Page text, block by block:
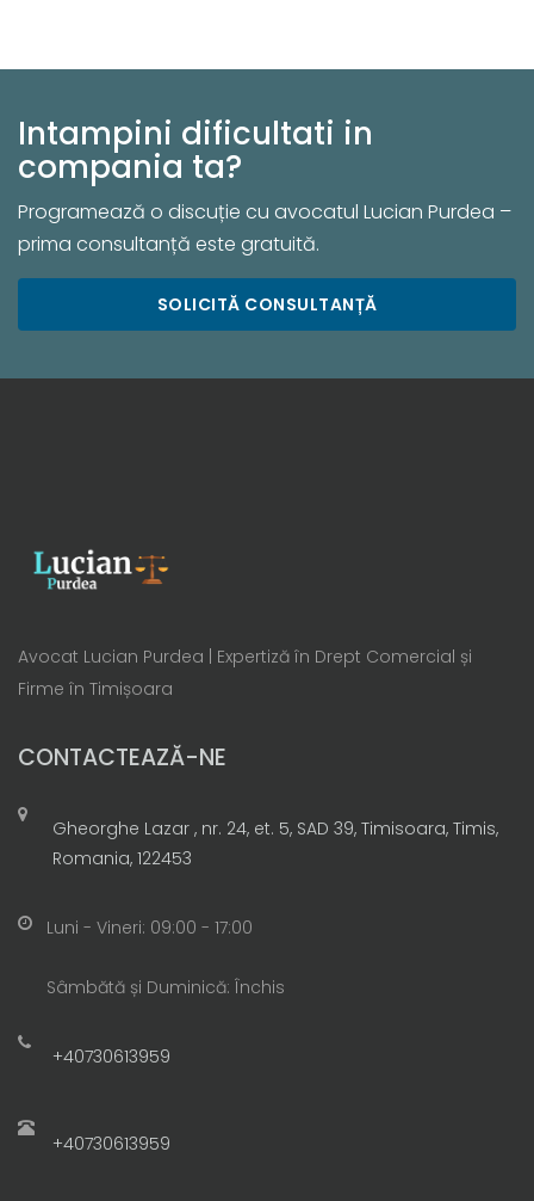
Intampini dificultati in
compania ta?
Programează o discuție cu avocatul Lucian Purdea –
prima consultanță este gratuită.
SOLICITĂ CONSULTANȚĂ
Avocat Lucian Purdea | Expertiză în Drept Comercial și
Firme în Timișoara
CONTACTEAZĂ-NE
Gheorghe Lazar , nr. 24, et. 5, SAD 39, Timisoara, Timis,
Romania, 122453
Luni - Vineri: 09:00 - 17:00
Sâmbătă și Duminică: Închis
+40730613959
+40730613959